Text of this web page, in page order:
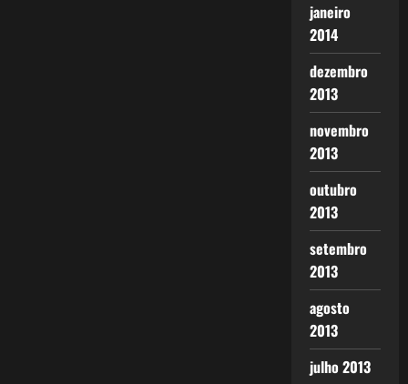
janeiro
2014
dezembro
2013
novembro
2013
outubro
2013
setembro
2013
agosto
2013
julho 2013